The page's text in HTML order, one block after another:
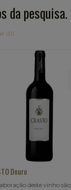
da pesquisa.
(0)
Douro
deste vinho são